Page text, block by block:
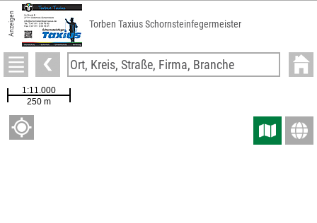
Anzeigen Torben Taxius Schornsteinfegermeister